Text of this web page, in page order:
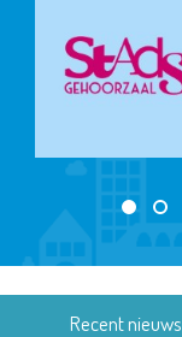
Recent nieuws